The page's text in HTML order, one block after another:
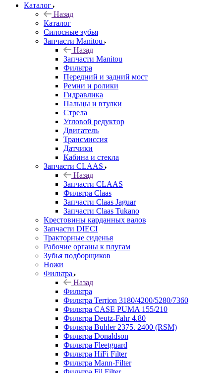
Каталог
Назад
Каталог
Cилосные зубья
Запчасти Manitou
Назад
Запчасти Manitou
Фильтра
Передний и задний мост
Ремни и ролики
Гидравлика
Пальцы и втулки
Стрела
Угловой редуктор
Двигатель
Трансмиссия
Датчики
Кабина и стекла
Запчасти CLAAS
Назад
Запчасти CLAAS
Фильтра Claas
Запчасти Claas Jaguar
Запчасти Claas Tukano
Крестовины карданных валов
Запчасти DIECI
Тракторные сиденья
Рабочие органы к плугам
Зубья подборщиков
Ножи
Фильтра
Назад
Фильтра
Фильтра Terrion 3180/4200/5280/7360
Фильтра CASE PUMA 155/210
Фильтра Deutz-Fahr 4.80
Фильтра Buhler 2375. 2400 (RSM)
Фильтра Donaldson
Фильтра Fleetguard
Фильтра HiFi Filter
Фильтра Mann-Filter